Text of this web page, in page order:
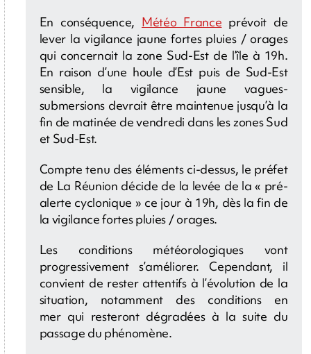
En conséquence, Météo France prévoit de
lever la vigilance jaune fortes pluies / orages
qui concernait la zone Sud-Est de l’île à 19h.
En raison d’une houle d’Est puis de Sud-Est
sensible, la vigilance jaune vagues-
submersions devrait être maintenue jusqu’à la
fin de matinée de vendredi dans les zones Sud
et Sud-Est.
Compte tenu des éléments ci-dessus, le préfet
de La Réunion décide de la levée de la « pré-
alerte cyclonique » ce jour à 19h, dès la fin de
la vigilance fortes pluies / orages.
Les conditions météorologiques vont
progressivement s’améliorer. Cependant, il
convient de rester attentifs à l’évolution de la
situation, notamment des conditions en
mer qui resteront dégradées à la suite du
passage du phénomène.